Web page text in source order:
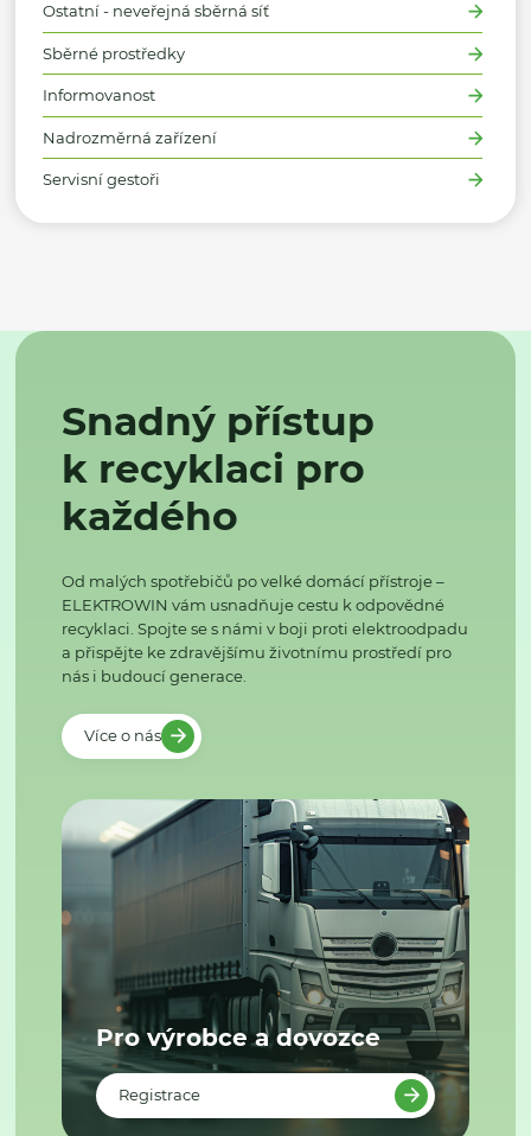
Ostatní - neveřejná sběrná síť
Sběrné prostředky
Informovanost
Nadrozměrná zařízení
Servisní gestoři
Snadný přístup
k recyklaci pro
každého
Od malých spotřebičů po velké domácí přístroje –
ELEKTROWIN vám usnadňuje cestu k odpovědné
recyklaci. Spojte se s námi v boji proti elektroodpadu
a přispějte ke zdravějšímu životnímu prostředí pro
nás i budoucí generace.
Více o nás
Pro výrobce a dovozce
Registrace